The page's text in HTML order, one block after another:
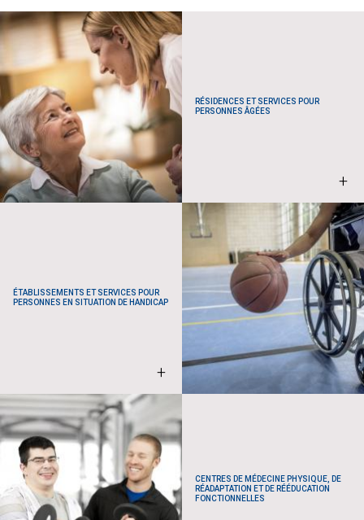
RÉSIDENCES ET SERVICES POUR
PERSONNES ÂGÉES
+
ÉTABLISSEMENTS ET SERVICES POUR
PERSONNES EN SITUATION DE HANDICAP
+
CENTRES DE MÉDECINE PHYSIQUE, DE
RÉADAPTATION ET DE RÉÉDUCATION
FONCTIONNELLES